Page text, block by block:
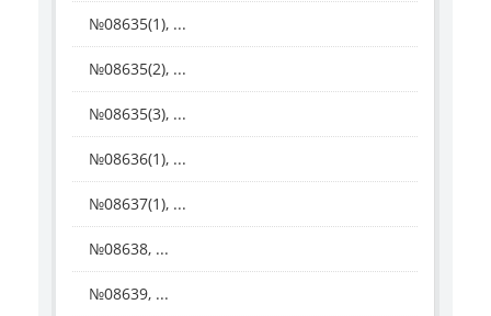
№08635(1), ...
№08635(2), ...
№08635(3), ...
№08636(1), ...
№08637(1), ...
№08638, ...
№08639, ...